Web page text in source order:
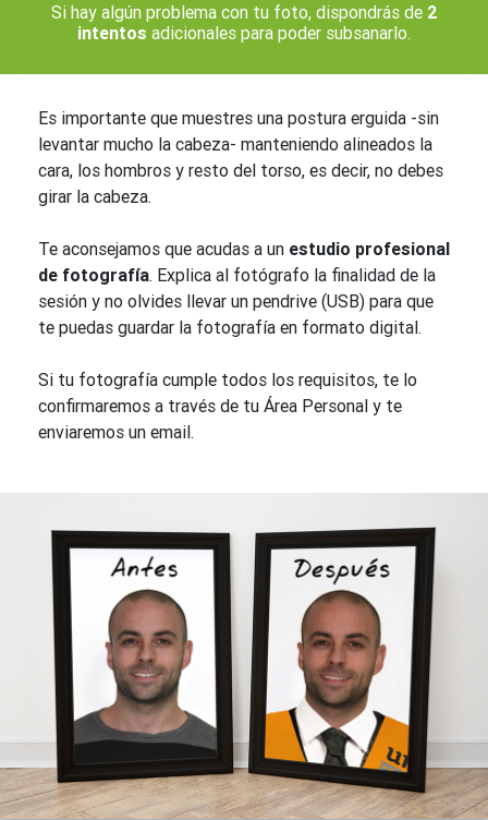
Si hay algún problema con tu foto, dispondrás de 2
intentos adicionales para poder subsanarlo.
Es importante que muestres una postura erguida -sin
levantar mucho la cabeza- manteniendo alineados la
cara, los hombros y resto del torso, es decir, no debes
girar la cabeza.
Te aconsejamos que acudas a un estudio profesional
de fotografía. Explica al fotógrafo la finalidad de la
sesión y no olvides llevar un pendrive (USB) para que
te puedas guardar la fotografía en formato digital.
Si tu fotografía cumple todos los requisitos, te lo
confirmaremos a través de tu Área Personal y te
enviaremos un email.